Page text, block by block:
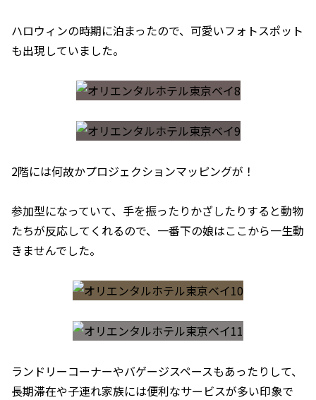
ハロウィンの時期に泊まったので、可愛いフォトスポット
も出現していました。
2階には何故かプロジェクションマッピングが！
参加型になっていて、手を振ったりかざしたりすると動物
たちが反応してくれるので、一番下の娘はここから一生動
きませんでした。
ランドリーコーナーやバゲージスペースもあったりして、
長期滞在や子連れ家族には便利なサービスが多い印象で